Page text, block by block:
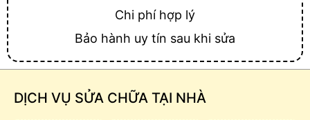
Chi phí hợp lý
Bảo hành uy tín sau khi sửa
DỊCH VỤ SỬA CHỮA TẠI NHÀ